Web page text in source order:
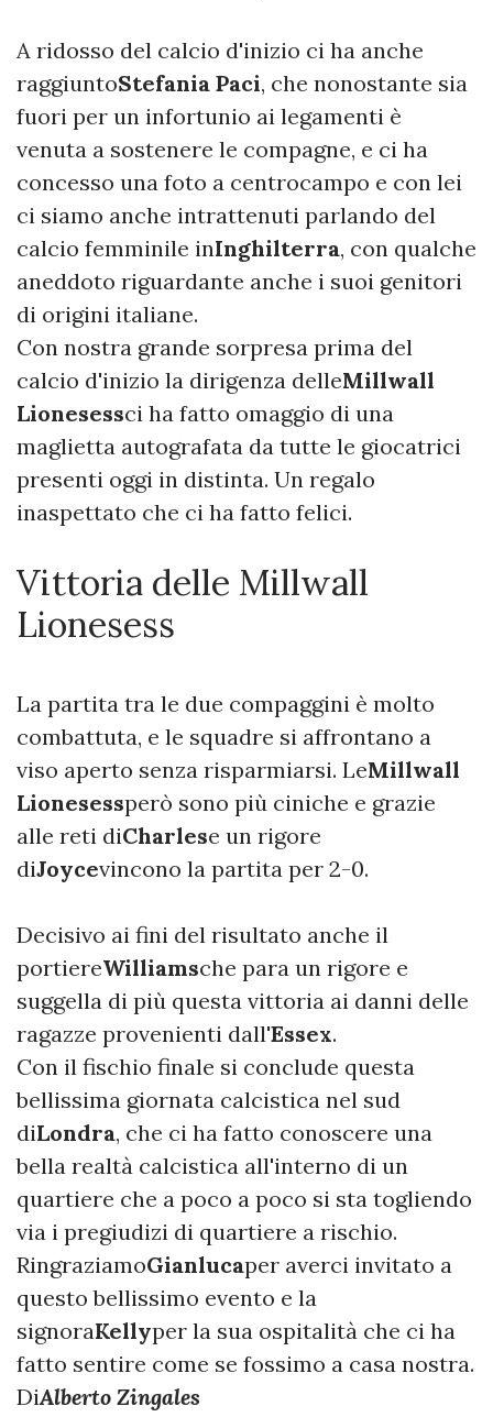
A ridosso del calcio d'inizio ci ha anche
raggiuntoStefania Paci, che nonostante sia
fuori per un infortunio ai legamenti è
venuta a sostenere le compagne, e ci ha
concesso una foto a centrocampo e con lei
ci siamo anche intrattenuti parlando del
calcio femminile inInghilterra, con qualche
aneddoto riguardante anche i suoi genitori
di origini italiane.
Con nostra grande sorpresa prima del
calcio d'inizio la dirigenza delleMillwall
Lionesessci ha fatto omaggio di una
maglietta autografata da tutte le giocatrici
presenti oggi in distinta. Un regalo
inaspettato che ci ha fatto felici.
Vittoria delle Millwall
Lionesess
La partita tra le due compaggini è molto
combattuta, e le squadre si affrontano a
viso aperto senza risparmiarsi. LeMillwall
Lionesessperò sono più ciniche e grazie
alle reti diCharlese un rigore
diJoycevincono la partita per 2-0.
Decisivo ai fini del risultato anche il
portiereWilliamsche para un rigore e
suggella di più questa vittoria ai danni delle
ragazze provenienti dall'Essex.
Con il fischio finale si conclude questa
bellissima giornata calcistica nel sud
diLondra, che ci ha fatto conoscere una
bella realtà calcistica all'interno di un
quartiere che a poco a poco si sta togliendo
via i pregiudizi di quartiere a rischio.
RingraziamoGianlucaper averci invitato a
questo bellissimo evento e la
signoraKellyper la sua ospitalità che ci ha
fatto sentire come se fossimo a casa nostra.
DiAlberto Zingales